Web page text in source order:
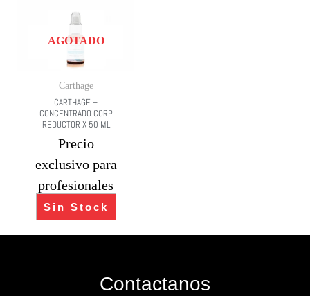
AGOTADO
Carthage
CARTHAGE –
CONCENTRADO CORP
REDUCTOR X 50 ML
Precio
exclusivo para
profesionales
Sin Stock
Contactanos